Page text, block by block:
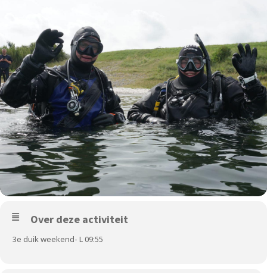
Over deze activiteit
3e duik weekend- L 09:55